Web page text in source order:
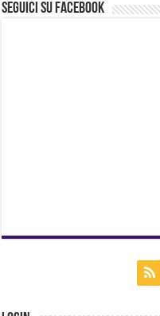
Seguici su Facebook